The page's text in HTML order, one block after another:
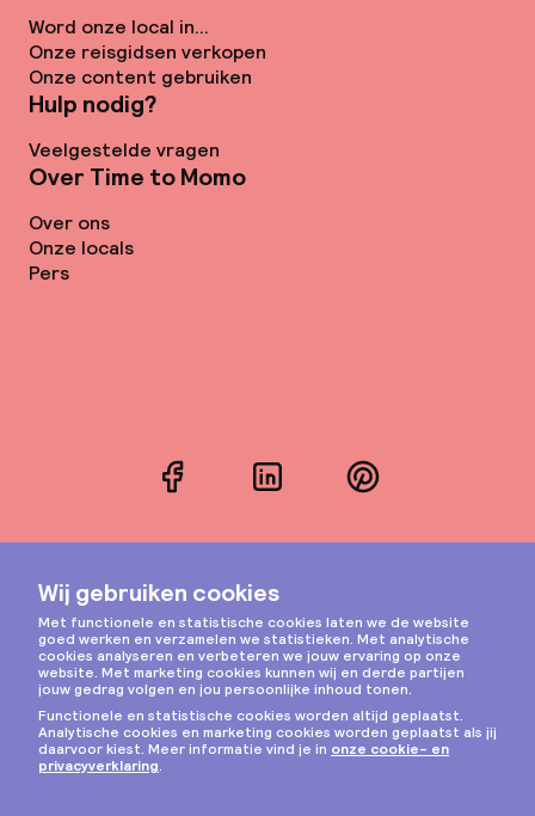
Word onze local in...
Onze reisgidsen verkopen
Onze content gebruiken
Hulp nodig?
Veelgestelde vragen
Over Time to Momo
Over ons
Onze locals
Pers
FacebookLinkedInPinterest
Instagram